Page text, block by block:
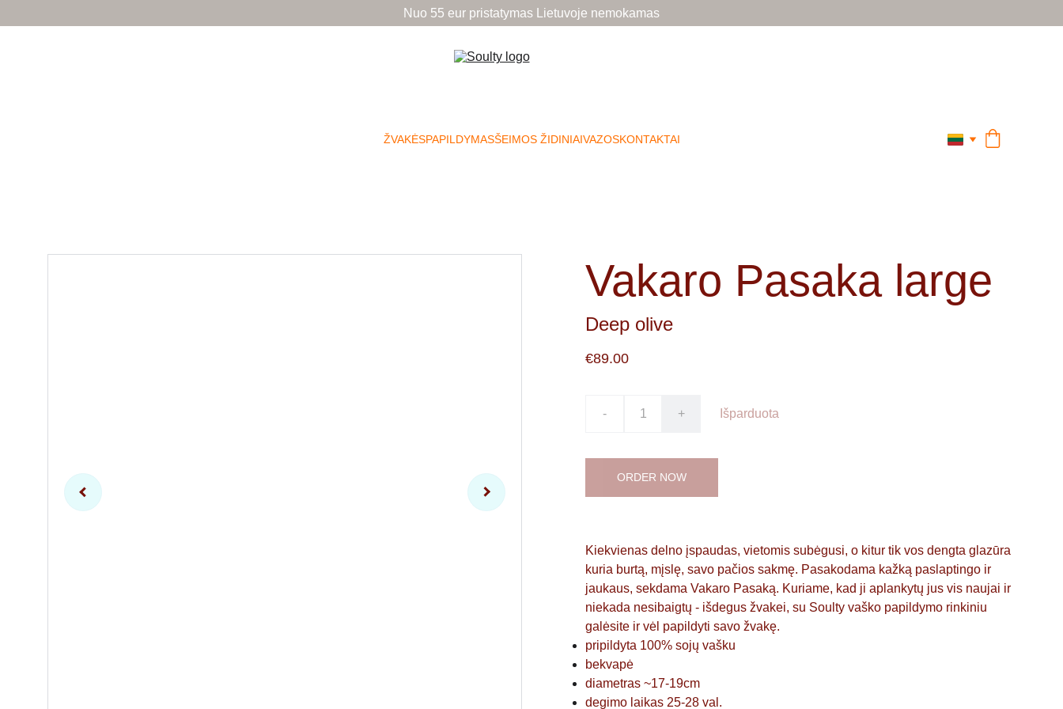
ŽVAKĖSPAPILDYMASŠEIMOS ŽIDINIAIVAZOSKONTAKTAI
Vakaro Pasaka large
Deep olive
€89.00
- + Išparduota
Kiekvienas delno įspaudas, vietomis subėgusi, o kitur tik vos dengta glazūra
kuria burtą, mįslę, savo pačios sakmę. Pasakodama kažką paslaptingo ir
jaukaus, sekdama Vakaro Pasaką. Kuriame, kad ji aplankytų jus vis naujai ir
niekada nesibaigtų - išdegus žvakei, su Soulty vaško papildymo rinkiniu
galėsite ir vėl papildyti savo žvakę.
pripildyta 100% sojų vašku
bekvapė
diametras ~17-19cm
degimo laikas 25-28 val.
Nuo 55 eur pristatymas Lietuvoje nemokamas